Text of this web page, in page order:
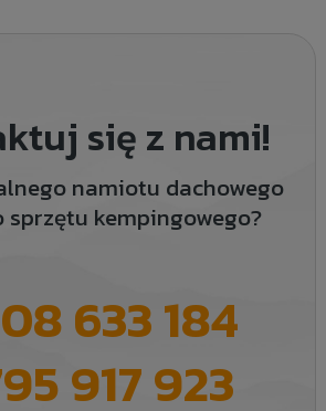
się z nami!
namiotu dachowego
sprzętu kempingowego?
633 184
917 923